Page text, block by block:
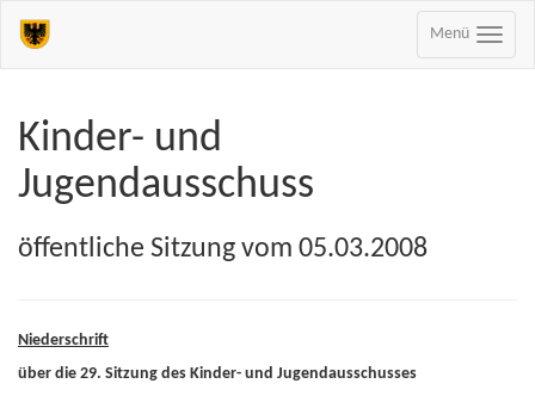
Menü
Kinder- und
Jugendausschuss
öffentliche Sitzung vom 05.03.2008
Niederschrift
über die 29. Sitzung des Kinder- und Jugendausschusses